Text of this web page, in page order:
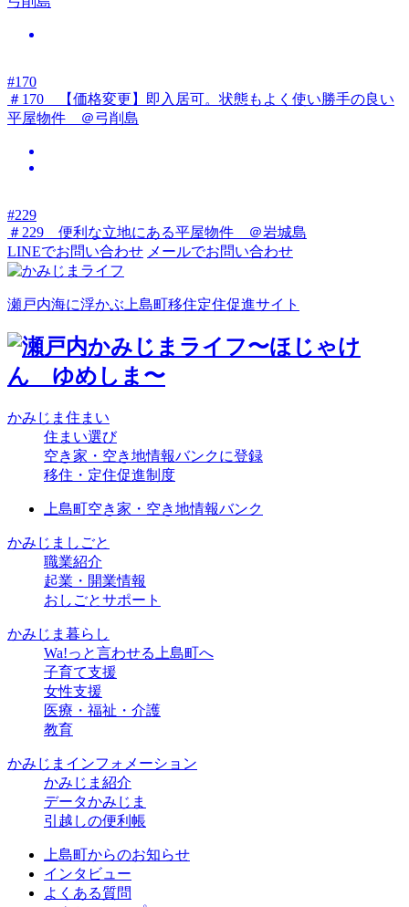
#170
＃170 【価格変更】即入居可。状態もよく使い勝手の良い
平屋物件 ＠弓削島
#229
＃229 便利な立地にある平屋物件 ＠岩城島
LINEでお問い合わせ メールでお問い合わせ
瀬戸内海に浮かぶ上島町移住定住促進サイト
かみじま住まい
住まい選び
空き家・空き地情報バンクに登録
移住・定住促進制度
上島町空き家・空き地情報バンク
かみじましごと
職業紹介
起業・開業情報
おしごとサポート
かみじま暮らし
Wa!っと言わせる上島町へ
子育て支援
女性支援
医療・福祉・介護
教育
かみじまインフォメーション
かみじま紹介
データかみじま
引越しの便利帳
上島町からのお知らせ
インタビュー
よくある質問